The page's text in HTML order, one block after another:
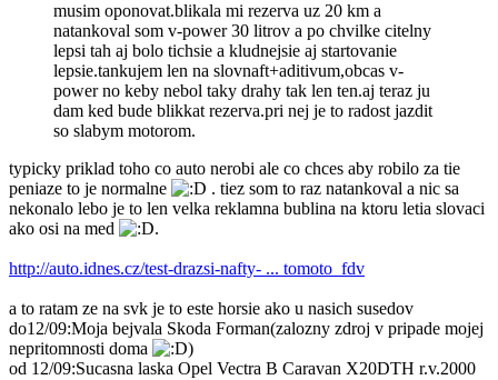
musim oponovat.blikala mi rezerva uz 20 km a
natankoval som v-power 30 litrov a po chvilke citelny
lepsi tah aj bolo tichsie a kludnejsie aj startovanie
lepsie.tankujem len na slovnaft+aditivum,obcas v-
power no keby nebol taky drahy tak len ten.aj teraz ju
dam ked bude blikkat rezerva.pri nej je to radost jazdit
so slabym motorom.
typicky priklad toho co auto nerobi ale co chces aby robilo za tie
peniaze to je normalne
. tiez som to raz natankoval a nic sa
nekonalo lebo je to len velka reklamna bublina na ktoru letia slovaci
ako osi na med
.
http://auto.idnes.cz/test-drazsi-nafty- ... tomoto_fdv
a to ratam ze na svk je to este horsie ako u nasich susedov
do12/09:Moja bejvala Skoda Forman(zalozny zdroj v pripade mojej
nepritomnosti doma
)
od 12/09:Sucasna laska Opel Vectra B Caravan X20DTH r.v.2000